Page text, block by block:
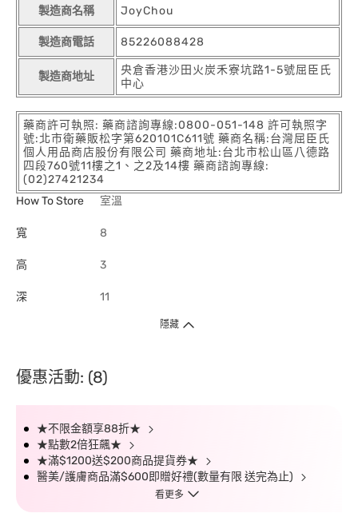
製造商名稱 JoyChou
製造商電話 85226088428
製造商地址
央倉香港沙田火炭禾寮坑路1-5號屈臣氏
中心
藥商許可執照: 藥商諮詢專線:0800-051-148 許可執照字
號:北市衛藥販松字第620101C611號 藥商名稱:台灣屈臣氏
個人用品商店股份有限公司 藥商地址:台北市松山區八德路
四段760號11樓之1、之2及14樓 藥商諮詢專線:
(02)27421234
How To Store
室溫
寬 8
高 3
深 11
隱藏
優惠活動: (8)
★不限金額享88折★
★點數2倍狂飆★
★滿$1200送$200商品提貨券★
醫美/護膚商品滿$600即贈好禮(數量有限 送完為止)
看更多